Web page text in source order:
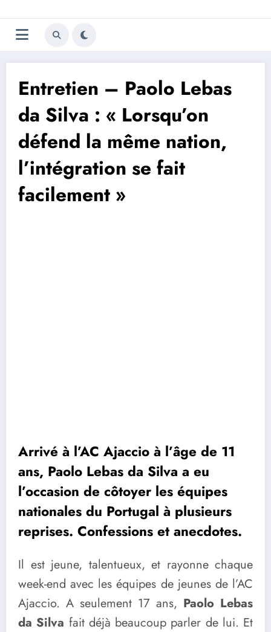
au
contenu
Trivela
L'actualité du football
Entretien – Paolo Lebas
da Silva : « Lorsqu’on
défend la même nation,
l’intégration se fait
facilement »
Arrivé à l’AC Ajaccio à l’âge de 11
ans, Paolo Lebas da Silva a eu
l’occasion de côtoyer les équipes
nationales du Portugal à plusieurs
reprises. Confessions et anecdotes.
Il est jeune, talentueux, et rayonne chaque
week-end avec les équipes de jeunes de l’AC
Ajaccio. A seulement 17 ans, Paolo Lebas
da Silva fait déjà beaucoup parler de lui. Et